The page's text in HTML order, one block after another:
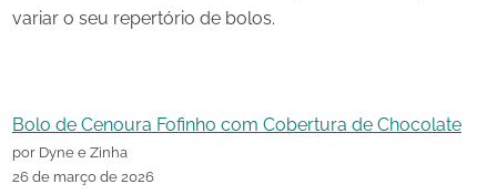
variar o seu repertório de bolos.
Bolo de Cenoura Fofinho com Cobertura de Chocolate
por Dyne e Zinha
26 de março de 2026